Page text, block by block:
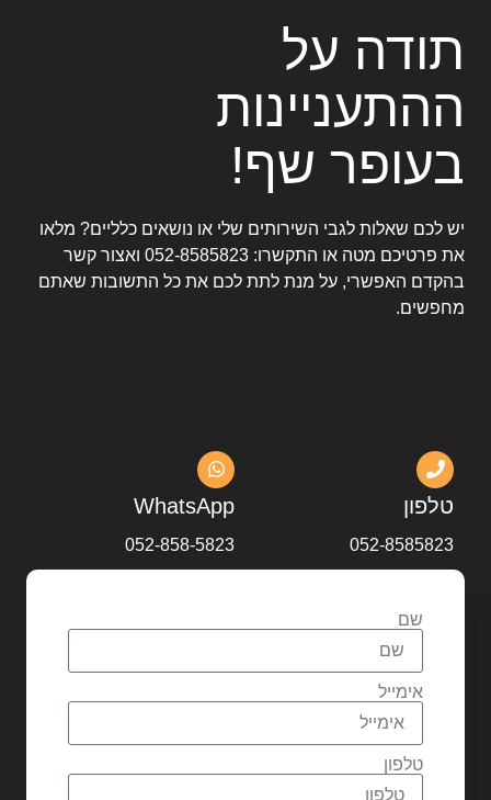
תודה על
ההתעניינות
בעופר שף!
יש לכם שאלות לגבי השירותים שלי או נושאים כלליים? מלאו
את פרטיכם מטה או התקשרו: 052-8585823 ואצור קשר
בהקדם האפשרי, על מנת לתת לכם את כל התשובות שאתם
מחפשים.
טלפון
052-8585823
WhatsApp
052-858-5823
שם
אימייל
טלפון